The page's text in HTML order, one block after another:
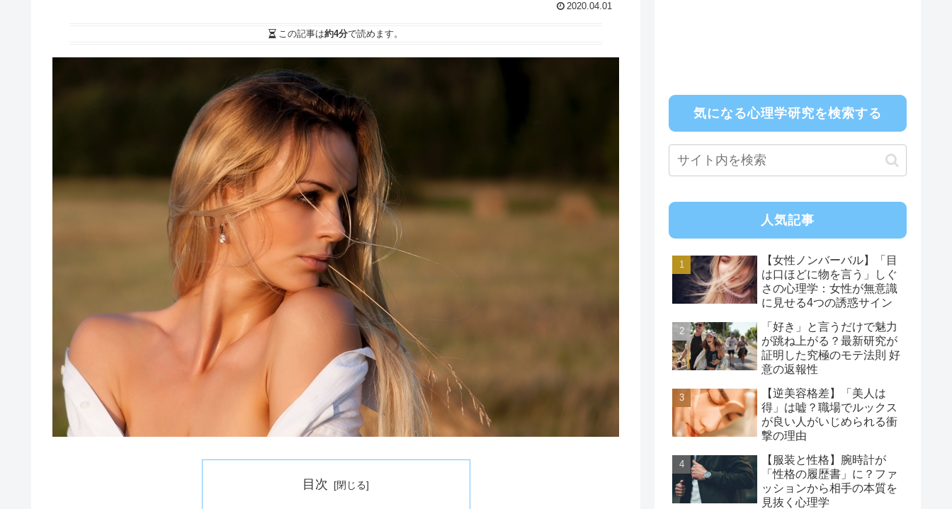
2020.04.01
この記事は約4分で読めます。
目次
気になる心理学研究を検索する
人気記事
【女性ノンバーバル】「目
は口ほどに物を言う」しぐ
さの心理学：女性が無意識
に見せる4つの誘惑サイン
「好き」と言うだけで魅力
が跳ね上がる？最新研究が
証明した究極のモテ法則 好
意の返報性
【逆美容格差】「美人は
得」は嘘？職場でルックス
が良い人がいじめられる衝
撃の理由
【服装と性格】腕時計が
「性格の履歴書」に？ファ
ッションから相手の本質を
見抜く心理学